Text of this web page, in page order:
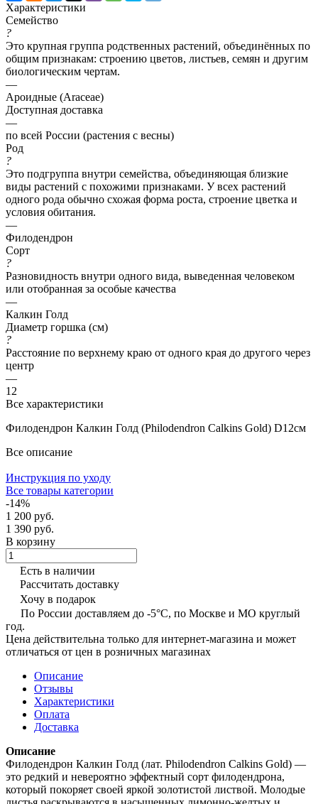
Характеристики
Семейство
?
Это крупная группа родственных растений, объединённых по
общим признакам: строению цветов, листьев, семян и другим
биологическим чертам.
—
Ароидные (Araceae)
Доступная доставка
—
по всей России (растения с весны)
Род
?
Это подгруппа внутри семейства, объединяющая близкие
виды растений с похожими признаками. У всех растений
одного рода обычно схожая форма роста, строение цветка и
условия обитания.
—
Филодендрон
Сорт
?
Разновидность внутри одного вида, выведенная человеком
или отобранная за особые качества
—
Калкин Голд
Диаметр горшка (см)
?
Расстояние по верхнему краю от одного края до другого через
центр
—
12
Все характеристики
Филодендрон Калкин Голд (Philodendron Calkins Gold) D12см
Все описание
Инструкция по уходу
Все товары категории
-14%
1 200 руб.
1 390 руб.
В корзину
Есть в наличии
Рассчитать доставку
Хочу в подарок
По России доставляем до -5°C, по Москве и МО круглый
год.
Цена действительна только для интернет-магазина и может
отличаться от цен в розничных магазинах
Описание
Отзывы
Характеристики
Оплата
Доставка
Описание
Филодендрон Калкин Голд (лат. Philodendron Calkins Gold) —
это редкий и невероятно эффектный сорт филодендрона,
который покоряет своей яркой золотистой листвой. Молодые